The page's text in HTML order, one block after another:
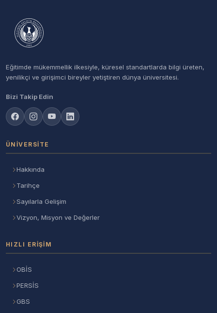
Eğitimde mükemmellik ilkesiyle, küresel standartlarda bilgi üreten,
yenilikçi ve girişimci bireyler yetiştiren dünya üniversitesi.
Bizi Takip Edin
ÜNIVERSITE
Hakkında
Tarihçe
Sayılarla Gelişim
Vizyon, Misyon ve Değerler
HIZLI ERIŞIM
OBİS
PERSİS
GBS